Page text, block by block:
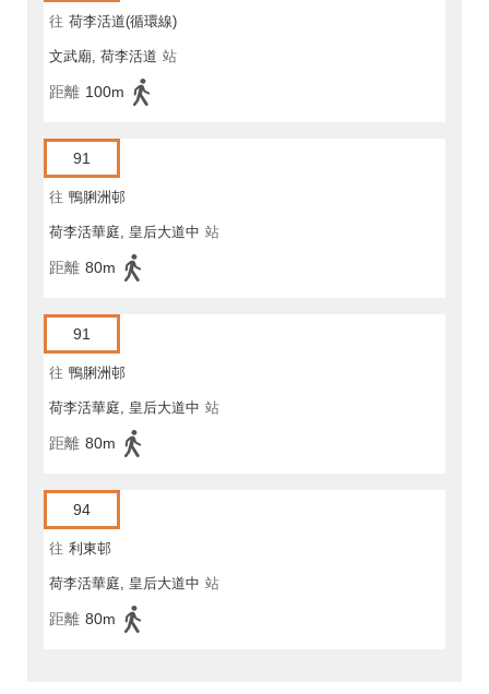
往 荷李活道(循環線)
文武廟, 荷李活道 站
距離 100m
91
往 鴨脷洲邨
荷李活華庭, 皇后大道中 站
距離 80m
91
往 鴨脷洲邨
荷李活華庭, 皇后大道中 站
距離 80m
94
往 利東邨
荷李活華庭, 皇后大道中 站
距離 80m